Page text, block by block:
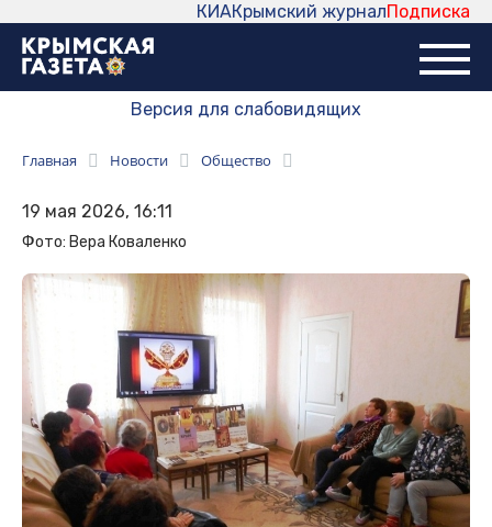
Подписка
Крымский журнал
КИА
Версия для слабовидящих
Главная Новости Общество
19 мая 2026, 16:11
Фото: Вера Коваленко